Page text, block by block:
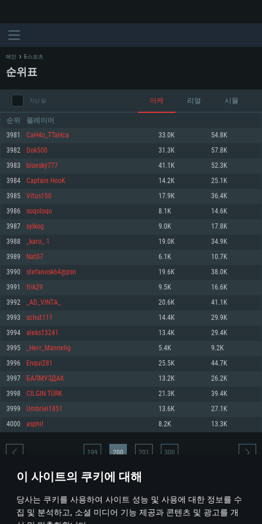
이 사이트의 쿠키에 대해
당사는 쿠키를 사용하여 사이트 성능 및 사용에 대한 정보를 수
집 및 분석하고, 소셜 미디어 기능 제공과 콘텐츠 및 광고를 개
시스템 요구사항
최소사양
운영체제: Windows 10 (64 bit)
프로세서: 2.2 GHz 듀얼코어 이상
메모리: 4GB
그래픽 카드: DirectX 11 이상을 지원하는 AMD Radeon 77XX / NVIDIA
GeForce GT 660. 최소 사양 해상도: 720p
네트워크: 브로드밴드 인터넷
여유 저장 공간: 22.1 GB (최소 클라이언트)
권장 사양
570 혹은 그 이상
여유 저장 공간: 62.2 GB (전체 클라이언트)
최소사양
운영체제: Mac OS Big Sur 11.0
프로세서: 최소 2.2 GHz의 Core i5 (Intel Xeon 은 지원하지 않습니다)
메모리: 6 GB
그래픽 카드: Metal 을 지원하는 Intel Iris Pro 5200 (Mac), 혹은 이와 비슷한 성
능을 가지는 Mac 버전의 AMD/Nvidia. 최소 해상도: 720p
네트워크: 브로드밴드 인터넷
여유 저장 공간: 22.1 GB (최소 클라이언트)
권장 사양
네트워크: 브로드밴드 인터넷
여유 저장 공간: 62.2 GB (전체 클라이언트)
최소사양
운영체제: 64bit Linux 중 최신 버전
프로세서: 2.4 GHz 듀얼코어
메모리: 4 GB
그래픽 카드: Vulkan 을 지원하고, 최신 그래픽 드라이버를 지원하는 NVIDIA
660 (6개월 미만) 혹은 그와 동급의 성능을 가지며 최신 그래픽 드라이버를 지
원하는 AMD (6개월 미만; 최소사양 지원 해상도 720p)
네트워크: 브로드밴드 인터넷
여유 저장 공간: 22.1 GB (최소 클라이언트)
권장 사양
운영체제: Ubuntu 20.04 64bit
프로세서: Intel Core i7
메모리: 16 GB
그래픽 카드: Vulkan 을 지원하고, 최신 그래픽 드라이버를 지원하는 NVIDIA
1060 (6개월 미만) 혹은 그와 동급의 성능을 가지며 최신 그래픽 드라이버를
지원하는 AMD RX 570 (6개월 미만; 최소사양 지원 해상도 720p) 이상
여유 저장 공간: 62.2 GB (전체 클라이언트)
메인 E-스포츠
순위표
지난 달 아케 리얼 시뮬
순위 플레이어
3981 CaH4o_TTaHca 33.0K 54.8K
3982 Dok500 31.3K 57.8K
3983 bluesky777 41.1K 52.3K
3984 Captain HooK 14.2K 25.1K
3985 Vitus150 17.9K 36.4K
3986 soqoloqo 8.1K 14.6K
3987 sylkog 9.0K 17.8K
3988 _karo_ 1 19.0K 34.9K
3989 Nat07 6.1K 10.7K
3990 stefanosk64@psn 19.6K 38.0K
3991 frik29 9.5K 16.6K
3992 _AD_VINTA_ 20.6K 41.1K
3993 schut111 14.4K 29.9K
3994 aleks13241 13.4K 29.4K
3995 _Herr_Mannelig 5.4K 9.2K
3996 Enqui281 25.5K 44.7K
3997 БАЛМУЗДАК 13.2K 26.2K
3998 CILGIN TÜRK 21.3K 39.4K
3999 Umbriel1851 13.6K 27.1K
4000 asphil 8.2K 13.3K
* 순위표는 매일 1회 갱신됩니다
199 200 201 300